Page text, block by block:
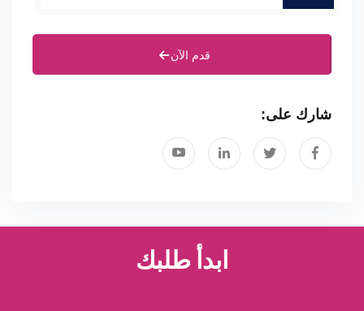
قدم الآن
شارك على:
ابدأ طلبك